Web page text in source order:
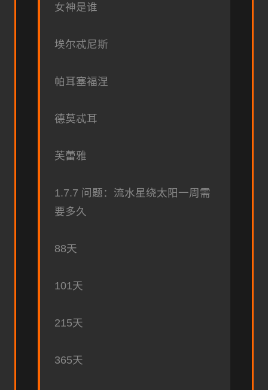
女神是谁
埃尔忒尼斯
帕耳塞福涅
德莫忒耳
芙蕾雅
1.7.7 问题：流水星绕太阳一周需
要多久
88天
101天
215天
365天